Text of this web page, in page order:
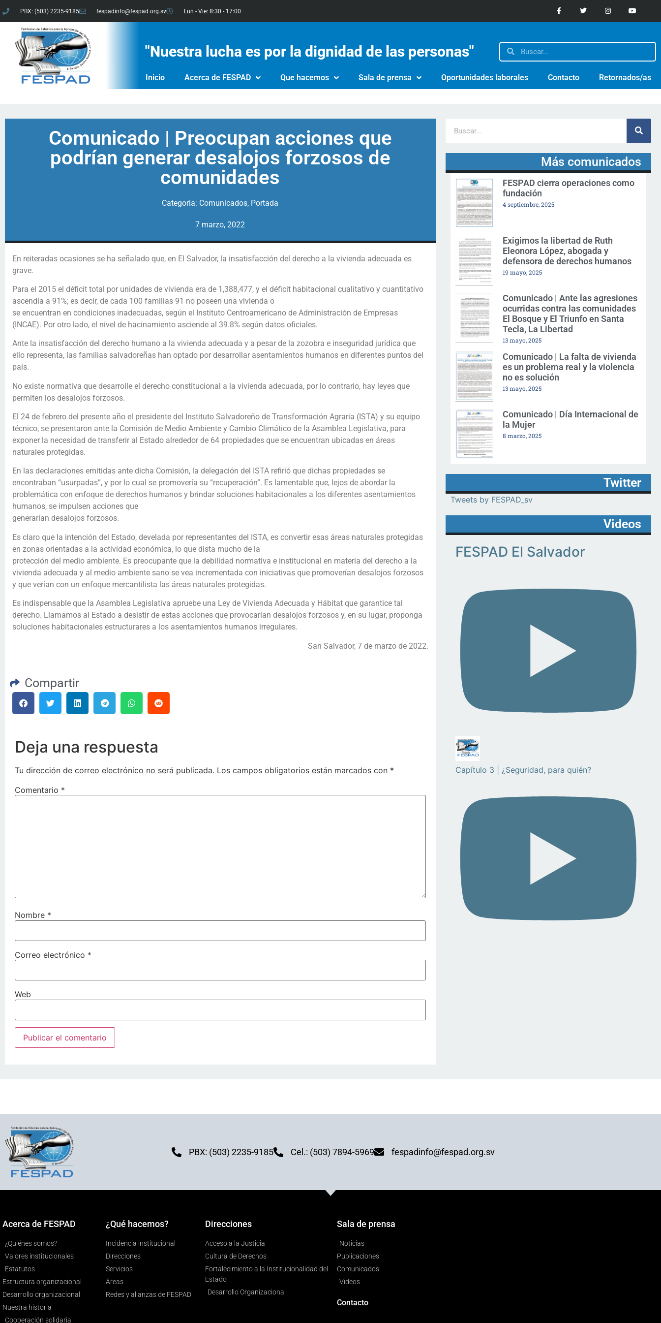
PBX: (503) 2235-9185 fespadinfo@fespad.org.sv Lun - Vie: 8:30 - 17:00
"Nuestra lucha es por la dignidad de las personas"
Inicio Acerca de FESPAD Que hacemos Sala de prensa Oportunidades laborales Contacto Retornados/as
Comunicado | Preocupan acciones que
podrían generar desalojos forzosos de
comunidades
Categoria: Comunicados, Portada
7 marzo, 2022
En reiteradas ocasiones se ha señalado que, en El Salvador, la insatisfacción del derecho a la vivienda adecuada es
grave.
Para el 2015 el déficit total por unidades de vivienda era de 1,388,477, y el déficit habitacional cualitativo y cuantitativo
ascendía a 91%; es decir, de cada 100 familias 91 no poseen una vivienda o
se encuentran en condiciones inadecuadas, según el Instituto Centroamericano de Administración de Empresas
(INCAE). Por otro lado, el nivel de hacinamiento asciende al 39.8% según datos oficiales.
Ante la insatisfacción del derecho humano a la vivienda adecuada y a pesar de la zozobra e inseguridad jurídica que
ello representa, las familias salvadoreñas han optado por desarrollar asentamientos humanos en diferentes puntos del
país.
No existe normativa que desarrolle el derecho constitucional a la vivienda adecuada, por lo contrario, hay leyes que
permiten los desalojos forzosos.
El 24 de febrero del presente año el presidente del Instituto Salvadoreño de Transformación Agraria (ISTA) y su equipo
técnico, se presentaron ante la Comisión de Medio Ambiente y Cambio Climático de la Asamblea Legislativa, para
exponer la necesidad de transferir al Estado alrededor de 64 propiedades que se encuentran ubicadas en áreas
naturales protegidas.
En las declaraciones emitidas ante dicha Comisión, la delegación del ISTA refirió que dichas propiedades se
encontraban “usurpadas”, y por lo cual se promovería su “recuperación”. Es lamentable que, lejos de abordar la
problemática con enfoque de derechos humanos y brindar soluciones habitacionales a los diferentes asentamientos
humanos, se impulsen acciones que
generarían desalojos forzosos.
Es claro que la intención del Estado, develada por representantes del ISTA, es convertir esas áreas naturales protegidas
en zonas orientadas a la actividad económica, lo que dista mucho de la
protección del medio ambiente. Es preocupante que la debilidad normativa e institucional en materia del derecho a la
vivienda adecuada y al medio ambiente sano se vea incrementada con iniciativas que promoverían desalojos forzosos
y que verían con un enfoque mercantilista las áreas naturales protegidas.
Es indispensable que la Asamblea Legislativa apruebe una Ley de Vivienda Adecuada y Hábitat que garantice tal
derecho. Llamamos al Estado a desistir de estas acciones que provocarían desalojos forzosos y, en su lugar, proponga
soluciones habitacionales estructurares a los asentamientos humanos irregulares.
San Salvador, 7 de marzo de 2022.
Compartir
Deja una respuesta
Tu dirección de correo electrónico no será publicada. Los campos obligatorios están marcados con *
Comentario *
Nombre *
Correo electrónico *
Web
Más comunicados
FESPAD cierra operaciones como
fundación
4 septiembre, 2025
Exigimos la libertad de Ruth
Eleonora López, abogada y
defensora de derechos humanos
19 mayo, 2025
Comunicado | Ante las agresiones
ocurridas contra las comunidades
El Bosque y El Triunfo en Santa
Tecla, La Libertad
13 mayo, 2025
Comunicado | La falta de vivienda
es un problema real y la violencia
no es solución
13 mayo, 2025
Comunicado | Día Internacional de
la Mujer
8 marzo, 2025
Twitter
Tweets by FESPAD_sv
Videos
FESPAD El Salvador
Capítulo 3 | ¿Seguridad, para quién?
PBX: (503) 2235-9185 Cel.: (503) 7894-5969 fespadinfo@fespad.org.sv
Acerca de FESPAD
¿Quiénes somos?
Valores institucionales
Estatutos
Estructura organizacional
Desarrollo organizacional
Nuestra historia
Cooperación solidaria
¿Qué hacemos?
Incidencia institucional
Direcciones
Servicios
Áreas
Redes y alianzas de FESPAD
Direcciones
Acceso a la Justicia
Cultura de Derechos
Fortalecimiento a la Institucionalidad del
Estado
Desarrollo Organizacional
Sala de prensa
Noticias
Publicaciones
Comunicados
Videos
Contacto